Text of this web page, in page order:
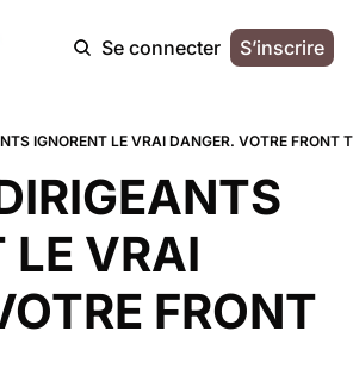
Se connecter S’inscrire
IGNORENT LE VRAI DANGER. VOTRE FRONT
LE VRAI
FRONT